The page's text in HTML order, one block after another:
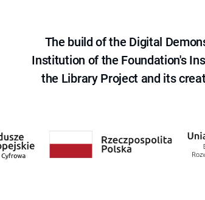
The build of the Digital
Institution of the Foundation's
the Library Project and its